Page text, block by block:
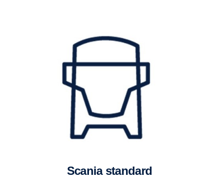
Scania standard